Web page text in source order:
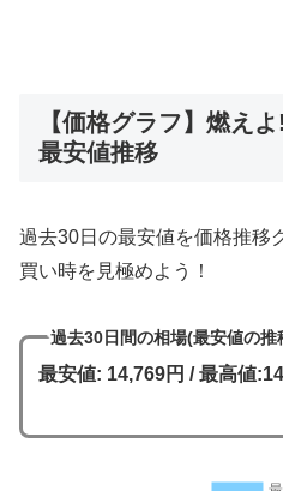
【価格グラフ】燃え
最安値推移
過去30日の最安値を価格推移
買い時を見極めよう！
過去30日間の相場(最安値の推
最安値: 14,769円 / 最高値